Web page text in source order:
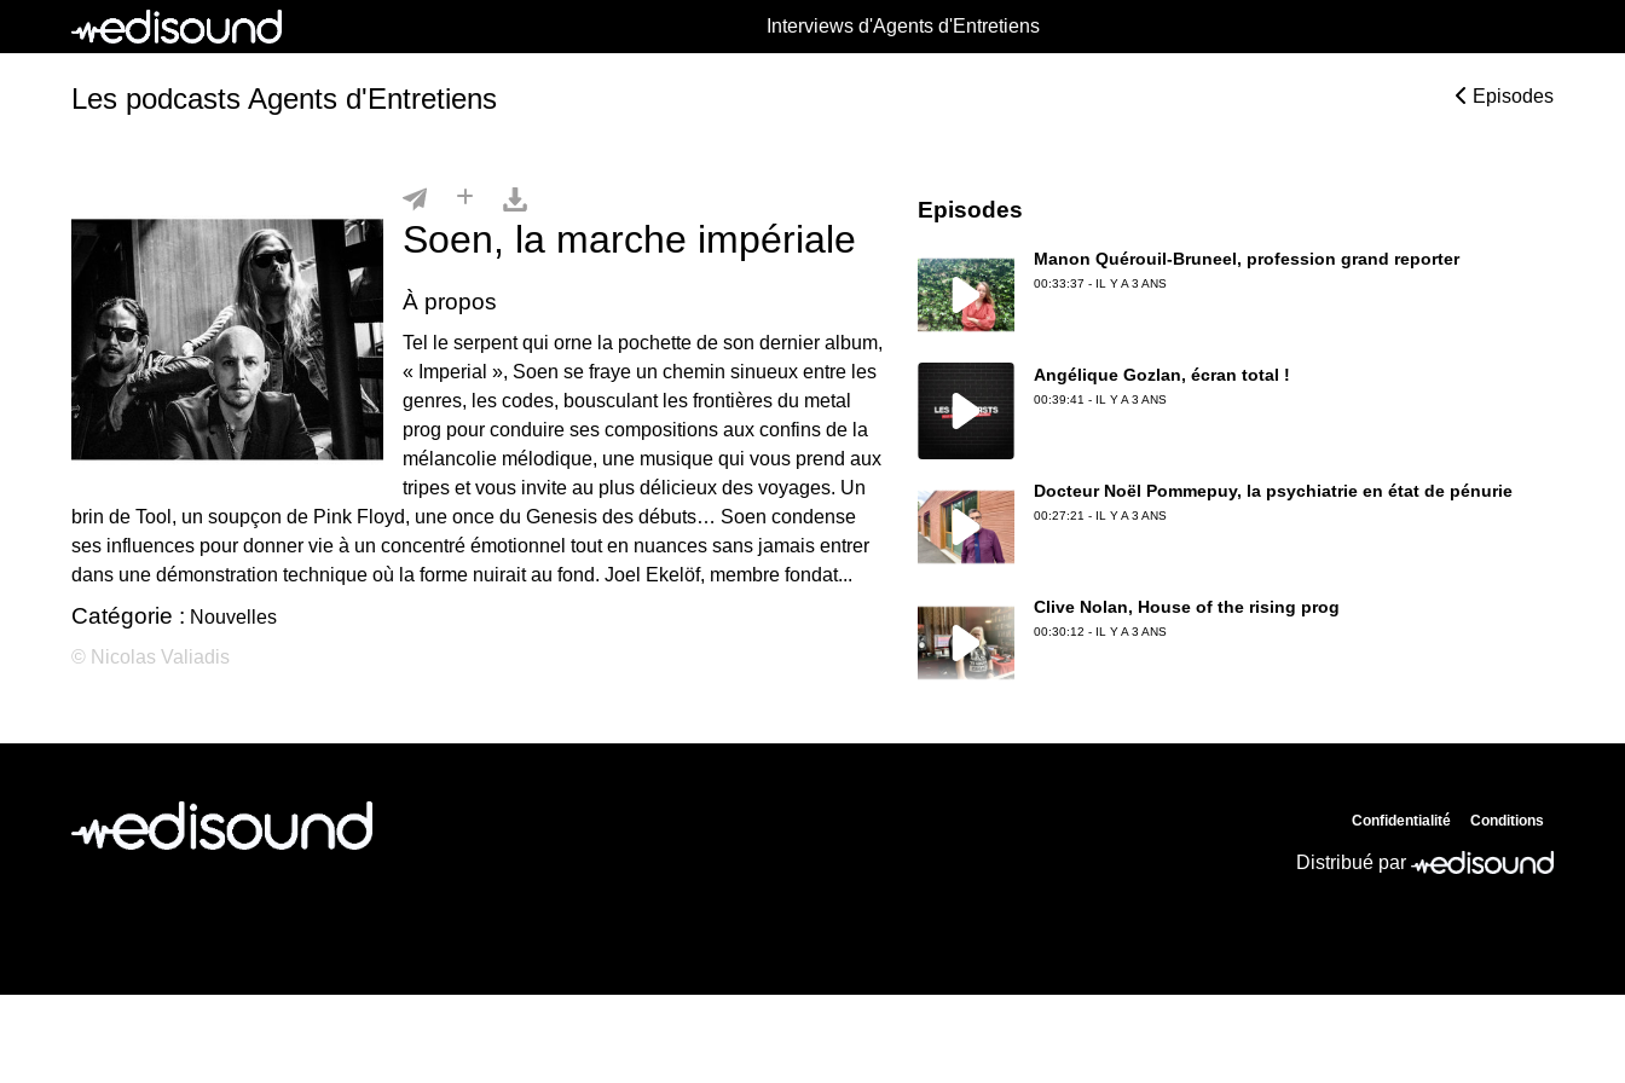
Interviews d'Agents d'Entretiens
Les podcasts Agents d'Entretiens Episodes
Soen, la marche impériale
À propos
Tel le serpent qui orne la pochette de son dernier album,
« Imperial », Soen se fraye un chemin sinueux entre les
genres, les codes, bousculant les frontières du metal
prog pour conduire ses compositions aux confins de la
mélancolie mélodique, une musique qui vous prend aux
tripes et vous invite au plus délicieux des voyages. Un
brin de Tool, un soupçon de Pink Floyd, une once du Genesis des débuts… Soen condense
ses influences pour donner vie à un concentré émotionnel tout en nuances sans jamais entrer
dans une démonstration technique où la forme nuirait au fond. Joel Ekelöf, membre fondat...
Catégorie : Nouvelles
© Nicolas Valiadis
Episodes
Manon Quérouil-Bruneel, profession grand reporter
00:33:37 - IL Y A 3 ANS
Angélique Gozlan, écran total !
00:39:41 - IL Y A 3 ANS
Docteur Noël Pommepuy, la psychiatrie en état de pénurie
00:27:21 - IL Y A 3 ANS
Clive Nolan, House of the rising prog
00:30:12 - IL Y A 3 ANS
00:30:50 - IL Y A 3 ANS
Confidentialité Conditions
Distribué par